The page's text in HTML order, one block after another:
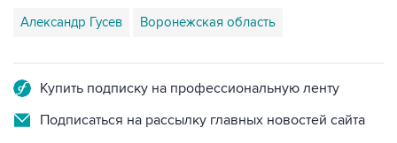
Александр Гусев Воронежская область
Купить подписку на профессиональную ленту
Подписаться на рассылку главных новостей сайта